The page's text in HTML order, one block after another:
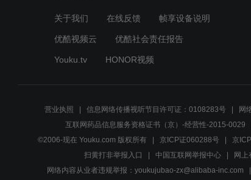
关于我们 在线反馈 帧享设备说明
优酷视频云 优酷社会责任报告
Youku.tv HONOR视频
营业执照 信息网络传播视听节目许可证：0108283号 网
互联网药品信息服务资格证书（京）-经营性-2015-0029
©2006-现在 Youku.com 版权所有
京ICP证060288号 京
扫黄打非举报入口
中国互联网举报中心 网上
网络内容从业者违规举报：youkujubao-zx@alibaba-inc.com